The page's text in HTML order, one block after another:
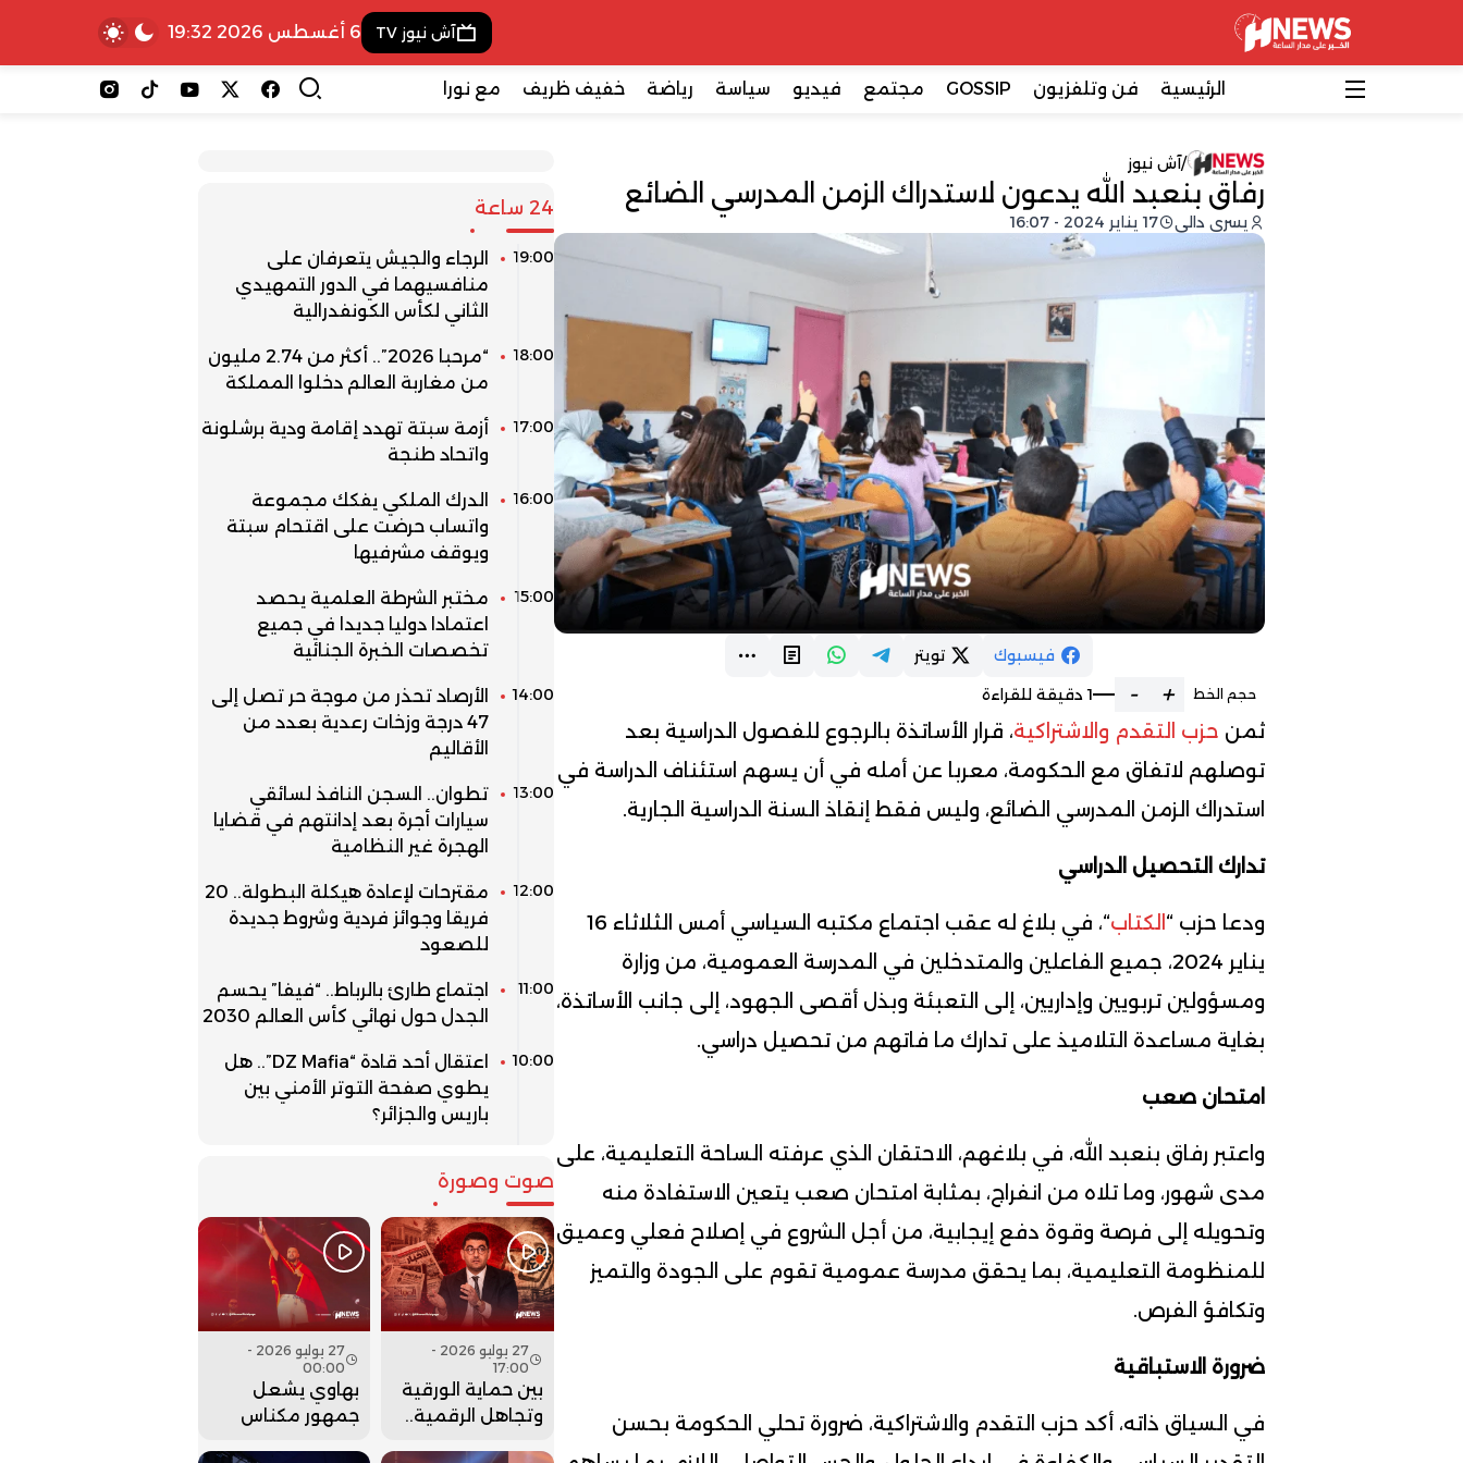
آش نيوز TV 6 أغسطس 2026 19:32
الرئيسية فن وتلفزيون GOSSIP مجتمع فيديو سياسة رياضة خفيف ظريف مع نورا
/آش نيوز
رفاق بنعبد الله يدعون لاستدراك الزمن المدرسي الضائع
يسرى دالي 17 يناير 2024 - 16:07
فيسبوك تويتر
حجم الخط +
- 1 دقيقة للقراءة
ثمن حزب التقدم والاشتراكية، قرار الأساتذة بالرجوع للفصول الدراسية بعد
توصلهم لاتفاق مع الحكومة، معربا عن أمله في أن يسهم استئناف الدراسة في
استدراك الزمن المدرسي الضائع، وليس فقط إنقاذ السنة الدراسية الجارية.
تدارك التحصيل الدراسي
ودعا حزب “ الكتاب
“، في بلاغ له عقب اجتماع مكتبه السياسي أمس الثلاثاء 16
يناير 2024، جميع الفاعلين والمتدخلين في المدرسة العمومية، من وزارة
ومسؤولين تربويين وإداريين، إلى التعبئة وبذل أقصى الجهود، إلى جانب الأساتذة،
بغاية مساعدة التلاميذ على تدارك ما فاتهم من تحصيل دراسي.
امتحان صعب
واعتبر رفاق بنعبد الله، في بلاغهم، الاحتقان الذي عرفته الساحة التعليمية، على
مدى شهور، وما تلاه من انفراج، بمثابة امتحان صعب يتعين الاستفادة منه
وتحويله إلى فرصة وقوة دفع إيجابية، من أجل الشروع في إصلاح فعلي وعميق
للمنظومة التعليمية، بما يحقق مدرسة عمومية تقوم على الجودة والتميز
وتكافؤ الفرص.
ضرورة الاستباقية
في السياق ذاته، أكد حزب التقدم والاشتراكية، ضرورة تحلي الحكومة بحسن
24 ساعة
19:00
الرجاء والجيش يتعرفان على
منافسيهما في الدور التمهيدي
الثاني لكأس الكونفدرالية
18:00
“مرحبا 2026”.. أكثر من 2.74 مليون
من مغاربة العالم دخلوا المملكة
17:00
أزمة سبتة تهدد إقامة ودية برشلونة
واتحاد طنجة
16:00
الدرك الملكي يفكك مجموعة
واتساب حرضت على اقتحام سبتة
ويوقف مشرفيها
15:00
مختبر الشرطة العلمية يحصد
اعتمادا دوليا جديدا في جميع
تخصصات الخبرة الجنائية
14:00
الأرصاد تحذر من موجة حر تصل إلى
47 درجة وزخات رعدية بعدد من
الأقاليم
13:00
تطوان.. السجن النافذ لسائقي
سيارات أجرة بعد إدانتهم في قضايا
الهجرة غير النظامية
12:00
مقترحات لإعادة هيكلة البطولة.. 20
فريقا وجوائز فردية وشروط جديدة
للصعود
11:00
اجتماع طارئ بالرباط.. “فيفا” يحسم
الجدل حول نهائي كأس العالم 2030
10:00
اعتقال أحد قادة “DZ Mafia”.. هل
يطوي صفحة التوتر الأمني بين
باريس والجزائر؟
صوت وصورة
27 يوليو 2026 -
17:00
بين حماية الورقية
وتجاهل الرقمية..
27 يوليو 2026 -
00:00
بهاوي يشعل
جمهور مكناس